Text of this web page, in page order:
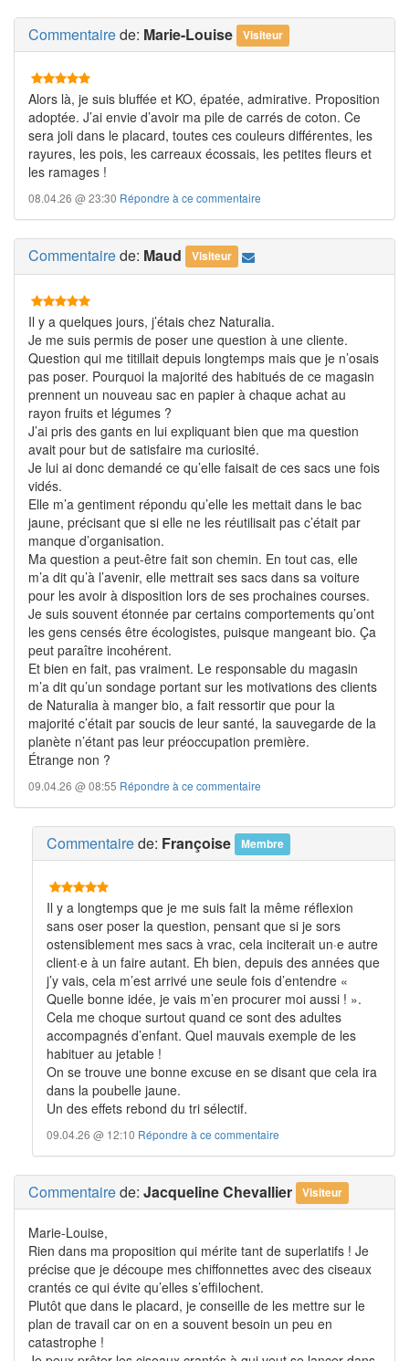
Commentairede: Marie-Louise Visiteur
Alors là, je suis bluffée et KO, épatée, admirative. Proposition
adoptée. J’ai envie d’avoir ma pile de carrés de coton. Ce
sera joli dans le placard, toutes ces couleurs différentes, les
rayures, les pois, les carreaux écossais, les petites fleurs et
les ramages !
08.04.26 @ 23:30 Répondre à ce commentaire
Commentairede: Maud Visiteur
Il y a quelques jours, j’étais chez Naturalia.
Je me suis permis de poser une question à une cliente.
Question qui me titillait depuis longtemps mais que je n’osais
pas poser. Pourquoi la majorité des habitués de ce magasin
prennent un nouveau sac en papier à chaque achat au
rayon fruits et légumes ?
J’ai pris des gants en lui expliquant bien que ma question
avait pour but de satisfaire ma curiosité.
Je lui ai donc demandé ce qu’elle faisait de ces sacs une fois
vidés.
Elle m’a gentiment répondu qu’elle les mettait dans le bac
jaune, précisant que si elle ne les réutilisait pas c’était par
manque d’organisation.
Ma question a peut-être fait son chemin. En tout cas, elle
m’a dit qu’à l’avenir, elle mettrait ses sacs dans sa voiture
pour les avoir à disposition lors de ses prochaines courses.
Je suis souvent étonnée par certains comportements qu’ont
les gens censés être écologistes, puisque mangeant bio. Ça
peut paraître incohérent.
Et bien en fait, pas vraiment. Le responsable du magasin
m’a dit qu’un sondage portant sur les motivations des clients
de Naturalia à manger bio, a fait ressortir que pour la
majorité c’était par soucis de leur santé, la sauvegarde de la
planète n’étant pas leur préoccupation première.
Étrange non ?
09.04.26 @ 08:55 Répondre à ce commentaire
Commentairede: Françoise Membre
Il y a longtemps que je me suis fait la même réflexion
sans oser poser la question, pensant que si je sors
ostensiblement mes sacs à vrac, cela inciterait un·e autre
client·e à un faire autant. Eh bien, depuis des années que
j’y vais, cela m’est arrivé une seule fois d’entendre «
Quelle bonne idée, je vais m’en procurer moi aussi ! ».
Cela me choque surtout quand ce sont des adultes
accompagnés d’enfant. Quel mauvais exemple de les
habituer au jetable !
On se trouve une bonne excuse en se disant que cela ira
dans la poubelle jaune.
Un des effets rebond du tri sélectif.
09.04.26 @ 12:10 Répondre à ce commentaire
Commentairede: Jacqueline Chevallier Visiteur
Marie-Louise,
Rien dans ma proposition qui mérite tant de superlatifs ! Je
précise que je découpe mes chiffonnettes avec des ciseaux
crantés ce qui évite qu’elles s’effilochent.
Plutôt que dans le placard, je conseille de les mettre sur le
plan de travail car on en a souvent besoin un peu en
catastrophe !